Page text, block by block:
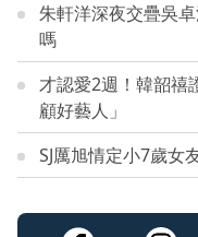
朱軒洋深夜交疊吳
嗎
才認愛2週！韓韶
顧好藝人」
SJ厲旭情定小7歲